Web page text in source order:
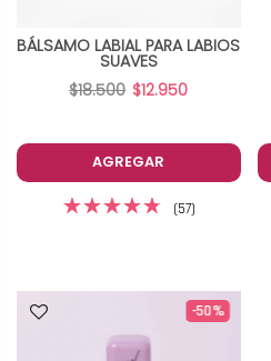
BÁLSAMO LABIAL PARA LABIOS
SUAVES
$18.500 $12.950
AGREGAR
(57)
-50%